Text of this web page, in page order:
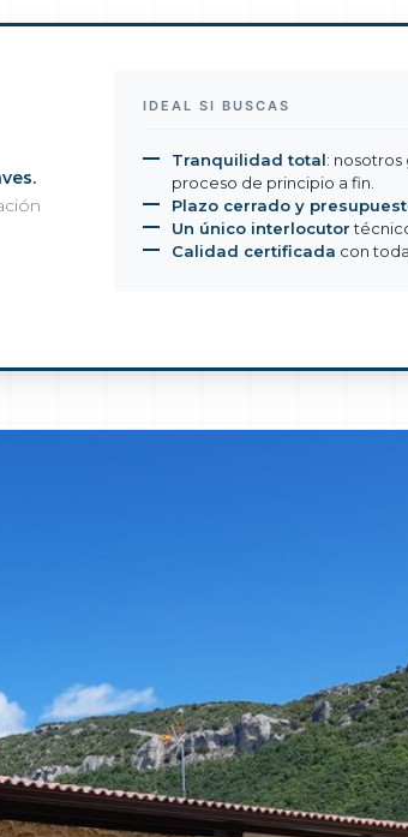
IDEAL SI BUSCAS
Tranquilidad total:
proceso de principio a fin.
Plazo cerrado y
Un único interlocutor
Calidad certificada con